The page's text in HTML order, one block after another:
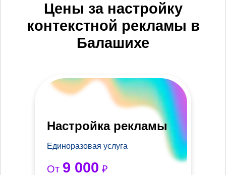
Цены за настройку
контекстной рекламы в
Балашихе
Настройка рекламы
Единоразовая услуга
От 9 000 ₽